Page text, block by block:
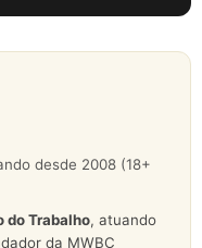
desde 2008 (18+
do Trabalho, atuando
da MWBC